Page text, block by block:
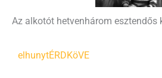
Az alkotót hetvenhárom esztendős
elhunytÉRDKöVE